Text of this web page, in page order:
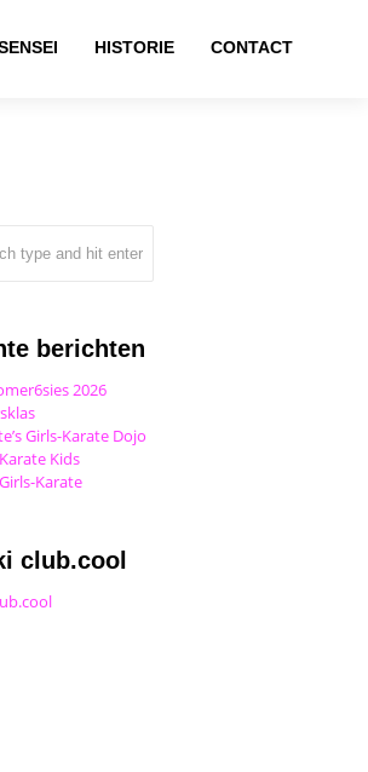
HISTORIE CONTACT
berichten
2026
Girls-Karate Dojo
Kids
Karate
club.cool